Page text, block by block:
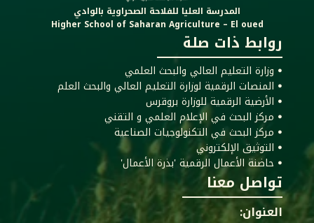
المدرسة العليا للفلاحة الصحراوية بالوادي
Higher School of Saharan Agriculture – El oued
روابط ذات صلة
ꔷ وزارة التعليم العالي والبحث العلمي
ꔷ المنصات الرقمية لوزارة التعليم العالي والبحث العلم
ꔷ الأرضية الرقمية للوزارة بروقرس
ꔷ مركز البحث في الإعلام العلمي و التقني
ꔷ مركز البحث في التكنولوجيات الصناعية
ꔷ التوثيق الإلكتروني
ꔷ حاضنة الأعمال الرقمية 'بذرة الأعمال'
تواصل معنا
العنوان: